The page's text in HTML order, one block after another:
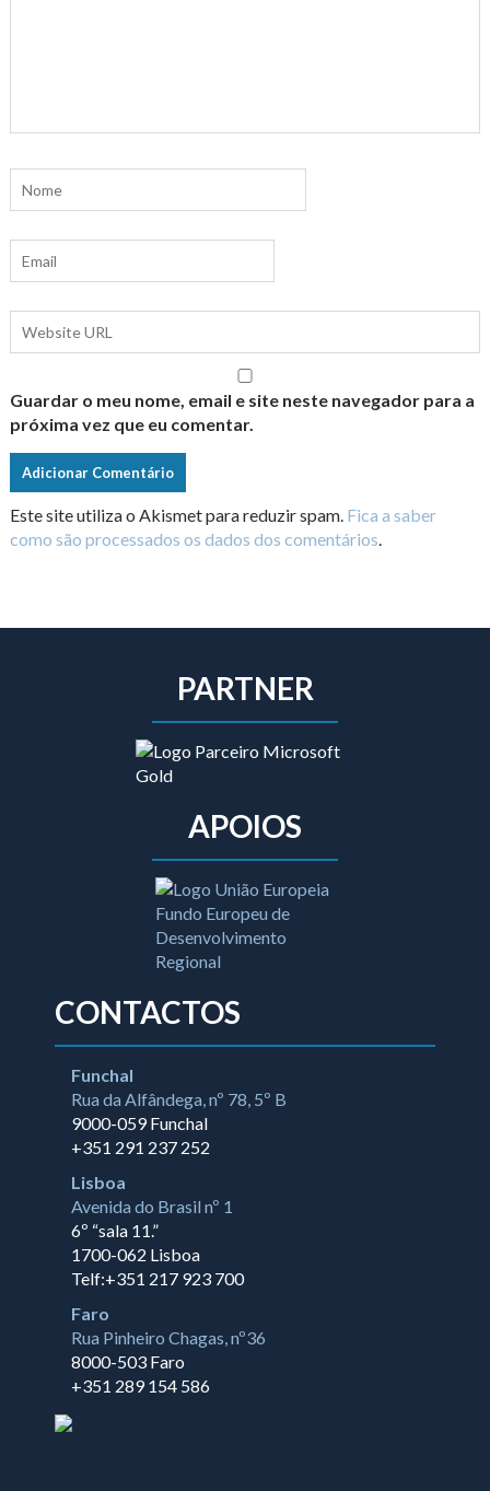
Guardar o meu nome, email e site neste navegador para a
próxima vez que eu comentar.
Este site utiliza o Akismet para reduzir spam. Fica a saber
como são processados os dados dos comentários
PARTNER
APOIOS
CONTACTOS
Funchal
Rua da Alfândega, nº 78, 5º B
9000-059 Funchal
+351 291 237 252
Lisboa
Avenida do Brasil nº 1
6º “sala 11.”
1700-062 Lisboa
Telf:+351 217 923 700
Faro
Rua Pinheiro Chagas, nº36
8000-503 Faro
+351 289 154 586